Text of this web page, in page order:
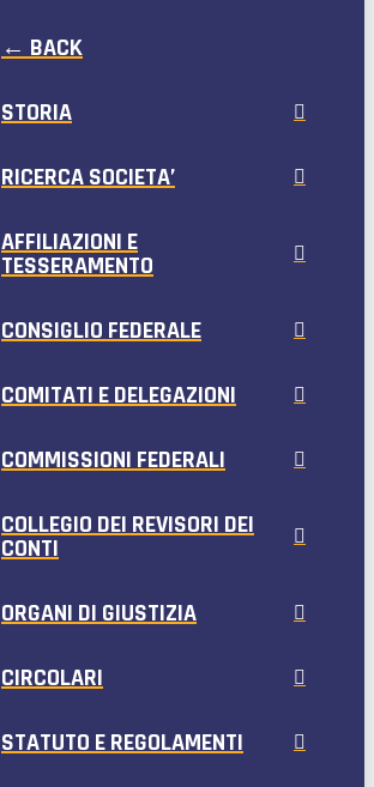
← BACK
STORIA
RICERCA SOCIETA’
AFFILIAZIONI E
TESSERAMENTO
CONSIGLIO FEDERALE
COMITATI E DELEGAZIONI
COMMISSIONI FEDERALI
COLLEGIO DEI REVISORI DEI
CONTI
ORGANI DI GIUSTIZIA
CIRCOLARI
STATUTO E REGOLAMENTI